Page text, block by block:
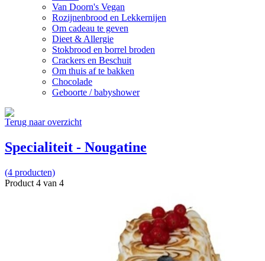
Van Doorn's Vegan
Rozijnenbrood en Lekkernijen
Om cadeau te geven
Dieet & Allergie
Stokbrood en borrel broden
Crackers en Beschuit
Om thuis af te bakken
Chocolade
Geboorte / babyshower
Terug naar overzicht
Specialiteit - Nougatine
(4 producten)
Product 4 van 4